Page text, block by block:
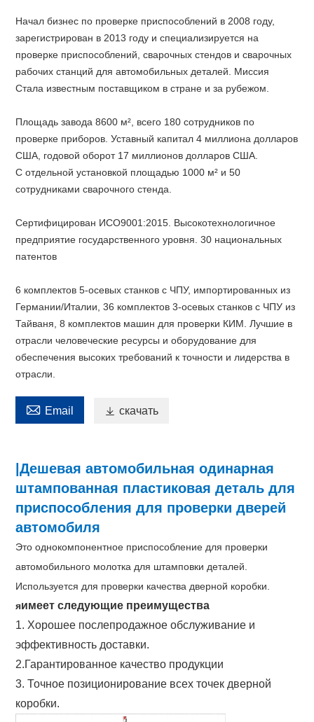
Начал бизнес по проверке приспособлений в 2008 году,
зарегистрирован в 2013 году и специализируется на
проверке приспособлений, сварочных стендов и сварочных
рабочих станций для автомобильных деталей. Миссия
Стала известным поставщиком в стране и за рубежом.
Площадь завода 8600 м², всего 180 сотрудников по
проверке приборов. Уставный капитал 4 миллиона долларов
США, годовой оборот 17 миллионов долларов США.
С отдельной установкой площадью 1000 м² и 50
сотрудниками сварочного стенда.
Сертифицирован ИСО9001:2015. Высокотехнологичное
предприятие государственного уровня. 30 национальных
патентов
6 комплектов 5-осевых станков с ЧПУ, импортированных из
Германии/Италии, 36 комплектов 3-осевых станков с ЧПУ из
Тайваня, 8 комплектов машин для проверки КИМ. Лучшие в
отрасли человеческие ресурсы и оборудование для
обеспечения высоких требований к точности и лидерства в
отрасли.
 Email  скачать
|Дешевая автомобильная одинарная
штампованная пластиковая деталь для
приспособления для проверки дверей
автомобиля
Это однокомпонентное приспособление для проверки
автомобильного молотка для штамповки деталей.
Используется для проверки качества дверной коробки.
яимеет следующие преимущества
1. Хорошее послепродажное обслуживание и
эффективность доставки.
2.Гарантированное качество продукции
3. Точное позиционирование всех точек дверной
коробки.